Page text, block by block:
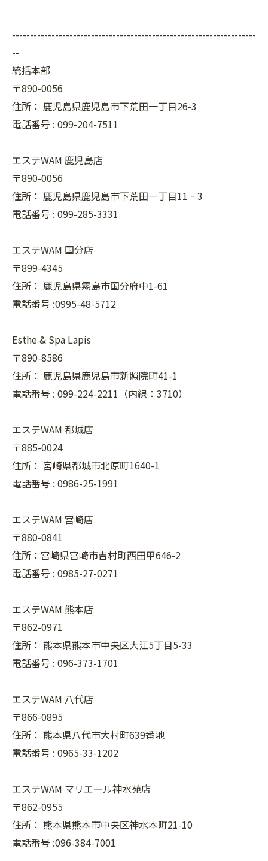
--------------------------------------------------------------------
--
統括本部
〒890-0056
住所： 鹿児島県鹿児島市下荒田一丁目26-3
電話番号 : 099-204-7511
エステWAM 鹿児島店
〒890-0056
住所： 鹿児島県鹿児島市下荒田一丁目11‐3
電話番号 : 099-285-3331
エステWAM 国分店
〒899-4345
住所： 鹿児島県霧島市国分府中1-61
電話番号 :0995-48-5712
Esthe & Spa Lapis
〒890-8586
住所： 鹿児島県鹿児島市新照院町41-1
電話番号 : 099-224-2211（内線：3710）
エステWAM 都城店
〒885-0024
住所： 宮崎県都城市北原町1640-1
電話番号 : 0986-25-1991
エステWAM 宮崎店
〒880-0841
住所：宮崎県宮崎市吉村町西田甲646-2
電話番号 : 0985-27-0271
エステWAM 熊本店
〒862-0971
住所： 熊本県熊本市中央区大江5丁目5-33
電話番号 : 096-373-1701
エステWAM 八代店
〒866-0895
住所： 熊本県八代市大村町639番地
電話番号 : 0965-33-1202
エステWAM マリエール神水苑店
〒862-0955
住所： 熊本県熊本市中央区神水本町21-10
電話番号 :096-384-7001